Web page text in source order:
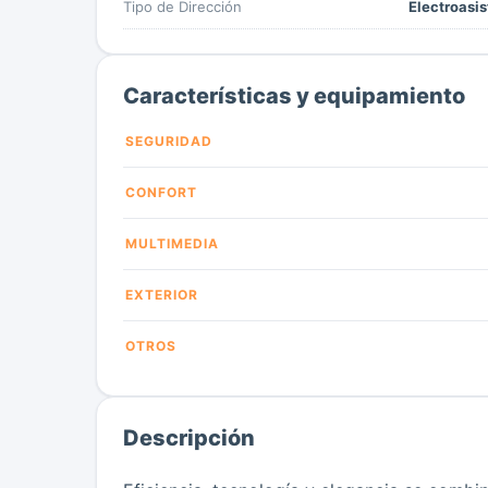
Tipo de Dirección
Características y equipamiento
SEGURIDAD
CONFORT
MULTIMEDIA
EXTERIOR
OTROS
Descripción